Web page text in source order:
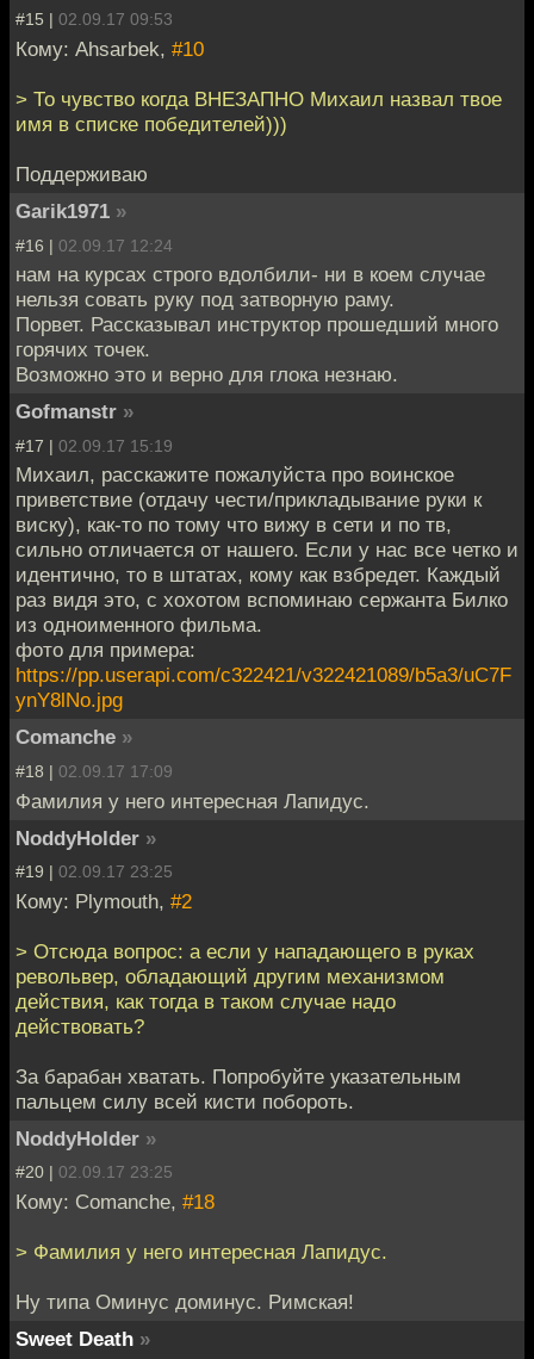
#15 | 02.09.17 09:53
Кому: Ahsarbek, #10
> То чувство когда ВНЕЗАПНО Михаил назвал твое
имя в списке победителей)))
Поддерживаю
Garik1971 »
#16 | 02.09.17 12:24
нам на курсах строго вдолбили- ни в коем случае
нельзя совать руку под затворную раму.
Порвет. Рассказывал инструктор прошедший много
горячих точек.
Возможно это и верно для глока незнаю.
Gofmanstr »
#17 | 02.09.17 15:19
Михаил, расскажите пожалуйста про воинское
приветствие (отдачу чести/прикладывание руки к
виску), как-то по тому что вижу в сети и по тв,
сильно отличается от нашего. Если у нас все четко и
идентично, то в штатах, кому как взбредет. Каждый
раз видя это, с хохотом вспоминаю сержанта Билко
из одноименного фильма.
фото для примера:
https://pp.userapi.com/c322421/v322421089/b5a3/uC7F
ynY8lNo.jpg
Comanche »
#18 | 02.09.17 17:09
Фамилия у него интересная Лапидус.
NoddyHolder »
#19 | 02.09.17 23:25
Кому: Plymouth, #2
> Отсюда вопрос: а если у нападающего в руках
револьвер, обладающий другим механизмом
действия, как тогда в таком случае надо
действовать?
За барабан хватать. Попробуйте указательным
пальцем силу всей кисти побороть.
NoddyHolder »
#20 | 02.09.17 23:25
Кому: Comanche, #18
> Фамилия у него интересная Лапидус.
Ну типа Оминус доминус. Римская!
Sweet Death »